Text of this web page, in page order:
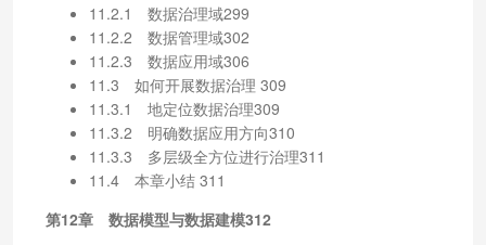
11.2.1 数据治理域299
11.2.2 数据管理域302
11.2.3 数据应用域306
11.3 如何开展数据治理 309
11.3.1 地定位数据治理309
11.3.2 明确数据应用方向310
11.3.3 多层级全方位进行治理311
11.4 本章小结 311
第12章 数据模型与数据建模312